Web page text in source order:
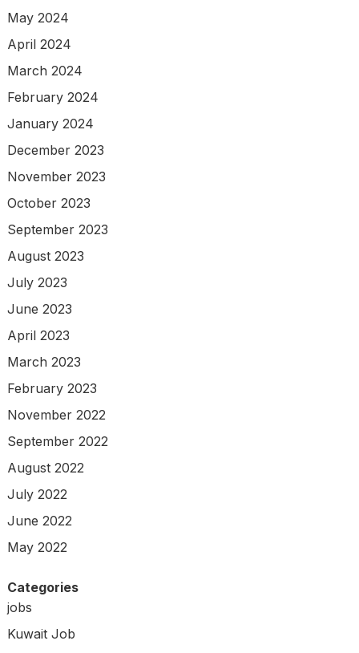
May 2024
April 2024
March 2024
February 2024
January 2024
December 2023
November 2023
October 2023
September 2023
August 2023
July 2023
June 2023
April 2023
March 2023
February 2023
November 2022
September 2022
August 2022
July 2022
June 2022
May 2022
Categories
jobs
Kuwait Job